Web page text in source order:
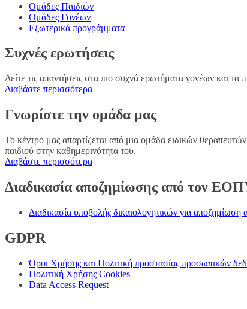
Ομάδες Παιδιών
Ομάδες Γονέων
Εξωτερικά προγράμματα
Συχνές ερωτήσεις
Δείτε τις απαντήσεις στα πιο συχνά ερωτήματα γονέων και τα
Διαβάστε περισσότερα
Γνωρίστε την ομάδα μας
Το κέντρο μας απαρτίζεται από μια ομάδα ειδικών
παιδιού στην καθημερινότητα του.
Διαβάστε περισσότερα
Διαδικασία αποζημίωσης από τον
Διαδικασία υποβολής δικαιολογητικών για
GDPR
Όροι Χρήσης και Πολιτική προστασίας προσωπικών
Πολιτική Χρήσης Cookies
Data Access Request